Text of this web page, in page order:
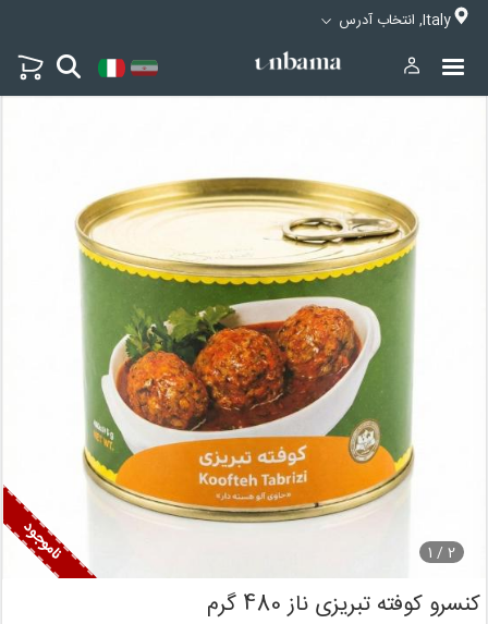
Italy, انتخاب آدرس
2 /
1
کنسرو کوفته تبریزی ناز 480 گرم